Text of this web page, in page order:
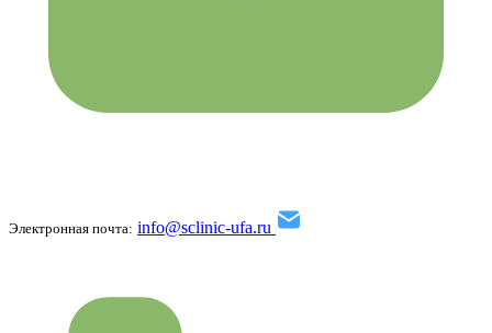
Электронная почта: info@sclinic-ufa.ru